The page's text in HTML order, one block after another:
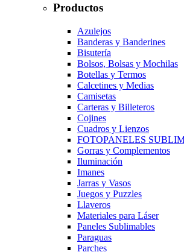
Productos
Azulejos
Banderas y Banderines
Bisutería
Bolsos, Bolsas y Mochilas
Botellas y Termos
Calcetines y Medias
Camisetas
Carteras y Billeteros
Cojines
Cuadros y Lienzos
FOTOPANELES
Gorras y Complementos
Iluminación
Imanes
Jarras y Vasos
Juegos y Puzzles
Llaveros
Materiales para Láser
Paneles Sublimables
Paraguas
Parches